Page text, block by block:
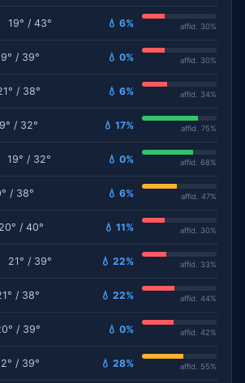
19° / 43° 💧 6% affid. 30%
/ 39° 💧 0% affid. 30%
/ 38° 💧 6% affid. 34%
/ 32° 💧 17% affid. 75%
19° / 32° 💧 0% affid. 68%
/ 38° 💧 6% affid. 47%
20° / 40° 💧 11% affid. 30%
21° / 39° 💧 22% affid. 33%
/ 38° 💧 22% affid. 44%
/ 39° 💧 0% affid. 42%
/ 39° 💧 28% affid. 55%